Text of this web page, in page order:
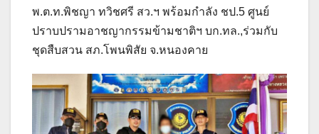
พ.ต.ท.พิชญา ทวิชศรี สว.ฯ พร้อมกำลัง ชป.5 ศูนย์
ปราบปรามอาชญากรรมข้ามชาติฯ บก.ทล.,ร่วมกับ
ชุดสืบสวน สภ.โพนพิสัย จ.หนองคาย